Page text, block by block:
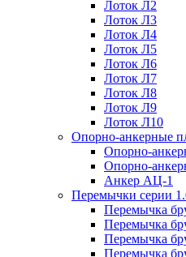
Лоток Л2
Лоток Л3
Лоток Л4
Лоток Л5
Лоток Л6
Лоток Л7
Лоток Л8
Лоток Л9
Лоток Л10
Опорно-анкерные
Опорно-
Опорно-
Анкер АЦ-1
Перемычки серии
Перемычка
Перемычка
Перемычка
Перемычка